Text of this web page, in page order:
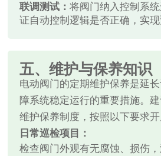
联调测试：将阀门纳入控制系
证自动控制逻辑是否正确，实现
五、维护与保养知识
电动阀门的定期维护保养是延
障系统稳定运行的重要措施。
维护保养制度，按照以下要求开
日常巡检项目：
检查阀门外观有无腐蚀、损伤